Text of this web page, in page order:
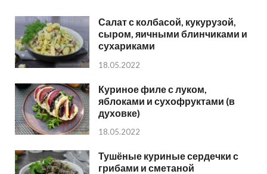
Салат с колбасой, кукурузой,
сыром, яичными блинчиками и
сухариками
18.05.2022
Куриное филе с луком,
яблоками и сухофруктами (в
духовке)
18.05.2022
Тушёные куриные сердечки с
грибами и сметаной